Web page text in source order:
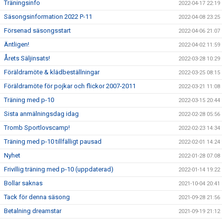
Träningsinfo 2022-04-17 22:19
Säsongsinformation 2022 P-11 2022-04-08 23:25
Försenad säsongsstart 2022-04-06 21:07
Äntligen! 2022-04-02 11:59
Årets Säljinsats! 2022-03-28 10:29
Föräldramöte & klädbeställningar 2022-03-25 08:15
Föräldramöte för pojkar och flickor 2007-2011 2022-03-21 11:08
Träning med p-10 2022-03-15 20:44
Sista anmälningsdag idag 2022-02-28 05:56
Tromb Sportlovscamp! 2022-02-23 14:34
Träning med p-10 tillfälligt pausad 2022-02-01 14:24
Nyhet 2022-01-28 07:08
Frivillig träning med p-10 (uppdaterad) 2022-01-14 19:22
Bollar saknas 2021-10-04 20:41
Tack för denna säsong 2021-09-28 21:56
Betalning dreamstar 2021-09-19 21:12